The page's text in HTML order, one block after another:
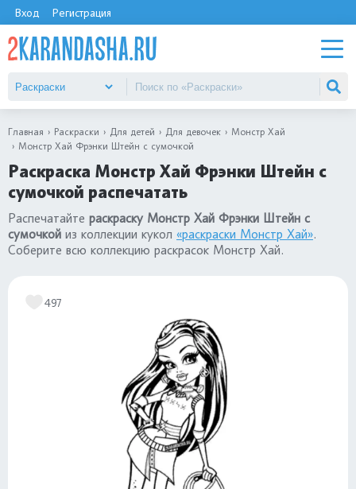
Вход Регистрация
Главная Раскраски Для детей Для девочек
Монстр Хай
Монстр Хай Фрэнки Штейн с сумочкой
Раскраска Монстр Хай Фрэнки Штейн с
сумочкой распечатать
Распечатайте раскраску Монстр Хай Фрэнки Штейн с
сумочкой из коллекции кукол «раскраски Монстр Хай».
Соберите всю коллекцию раскрасок Монстр Хай.
497